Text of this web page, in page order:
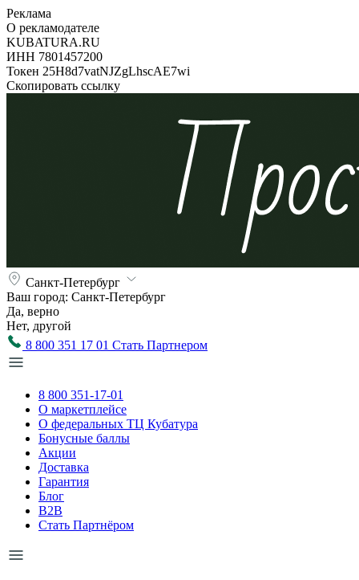
Реклама
О рекламодателе
KUBATURA.RU
ИНН 7801457200
Токен 25H8d7vatNJZgLhscAE7wi
Скопировать ссылку
Санкт-Петербург
Ваш город: Санкт-Петербург
Да, верно
Нет, другой
8 800 351 17 01 Стать Партнером
8 800 351-17-01
О маркетплейсе
О федеральных ТЦ Кубатура
Бонусные баллы
Акции
Доставка
Гарантия
Блог
B2B
Стать Партнёром